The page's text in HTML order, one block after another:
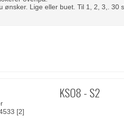
Lige eller buet. Til 1, 2, 3,. 30
KSO8 - S2
[2]